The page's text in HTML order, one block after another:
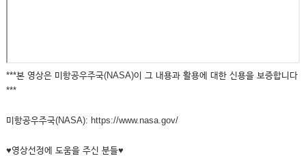
***본 영상은 미항공우주국(NASA)이 그 내용과 활용에 대한 신용을 보증합니다
***
미항공우주국(NASA): https://www.nasa.gov/
♥영상선정에 도움을 주신 분들♥